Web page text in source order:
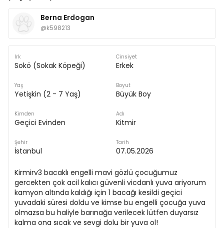
Berna Erdogan
@k598213
Irk
Sokö (Sokak Köpeği)
Cinsiyet
Erkek
Yaş
Yetişkin (2 - 7 Yaş)
Boyut
Büyük Boy
Kimden
Geçici Evinden
Adı
Kitmir
Şehir
İstanbul
Tarih
07.05.2026
Kirmirv3 bacaklı engelli mavi gözlü çocuğumuz
gercekten çok acil kalıcı güvenli vicdanlı yuva ariyorum
kamyon altında kaldığı için 1 bacağı kesildi geçici
yuvadaki süresi doldu ve kimse bu engelli çocuğa yuva
olmazsa bu haliyle barınağa verilecek lütfen duyarsız
kalma ona sıcak ve sevgi dolu bir yuva ol!